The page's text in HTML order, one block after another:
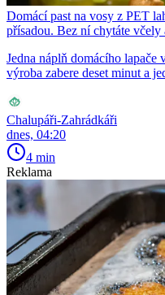
Domácí past na vosy z PET
přísadou. Bez ní chytáte včely
Jedna náplň domácího lapače
výroba zabere deset minut a
Chalupáři-Zahrádkáři
dnes, 04:20
4 min
Reklama